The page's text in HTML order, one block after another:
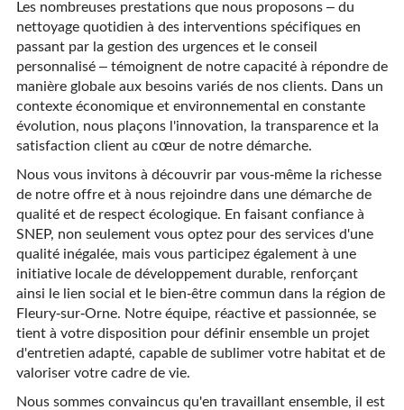
Les nombreuses prestations que nous proposons – du
nettoyage quotidien à des interventions spécifiques en
passant par la gestion des urgences et le conseil
personnalisé – témoignent de notre capacité à répondre de
manière globale aux besoins variés de nos clients. Dans un
contexte économique et environnemental en constante
évolution, nous plaçons l'innovation, la transparence et la
satisfaction client au cœur de notre démarche.
Nous vous invitons à découvrir par vous-même la richesse
de notre offre et à nous rejoindre dans une démarche de
qualité et de respect écologique. En faisant confiance à
SNEP, non seulement vous optez pour des services d'une
qualité inégalée, mais vous participez également à une
initiative locale de développement durable, renforçant
ainsi le lien social et le bien-être commun dans la région de
Fleury-sur-Orne. Notre équipe, réactive et passionnée, se
tient à votre disposition pour définir ensemble un projet
d'entretien adapté, capable de sublimer votre habitat et de
valoriser votre cadre de vie.
Nous sommes convaincus qu'en travaillant ensemble, il est